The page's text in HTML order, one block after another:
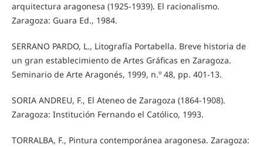
arquitectura aragonesa (1925-1939). El racionalismo.
Zaragoza: Guara Ed., 1984.
SERRANO PARDO, L., Litografía Portabella. Breve historia de
un gran establecimiento de Artes Gráficas en Zaragoza.
Seminario de Arte Aragonés, 1999, n.º 48, pp. 401-13.
SORIA ANDREU, F., El Ateneo de Zaragoza (1864-1908).
Zaragoza: Institución Fernando el Católico, 1993.
TORRALBA, F., Pintura contemporánea aragonesa. Zaragoza: